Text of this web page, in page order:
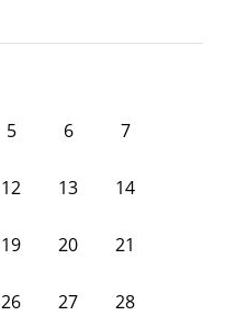
5 6 7
12 13 14
19 20 21
26 27 28